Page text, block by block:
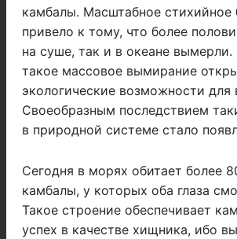
камбалы. Масштабное стихийное
привело к тому, что более
на суше, так и в океане
такое массовое вымирание
экологические возможности
Своеобразным последствием
в природной системе стало
Сегодня в морях обитает более
камбалы, у которых оба глаза
Такое строение обеспечивает
успех в качестве хищника, ибо